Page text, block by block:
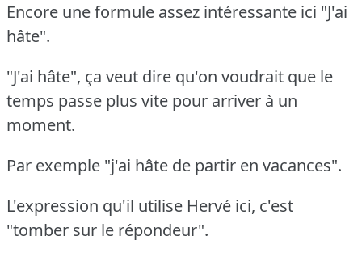
Encore une formule assez intéressante ici "J'ai
hâte".
"J'ai hâte", ça veut dire qu'on voudrait que le
temps passe plus vite pour arriver à un
moment.
Par exemple "j'ai hâte de partir en vacances".
L'expression qu'il utilise Hervé ici, c'est
"tomber sur le répondeur".